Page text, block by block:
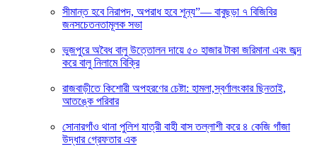
সীমান্ত হবে নিরাপদ, অপরাধ হবে শূন্য”— বাবুছড়া ৭ বিজিবির
জনসচেতনতামূলক সভা
ভুজপুরে অবৈধ বালু উত্তোলন দায়ে ৫০ হাজার টাকা জরিমানা এবং জব্দ
করে বালু নিলামে বিক্রি
রাজবাড়ীতে কিশোরী অপহরণের চেষ্টা: হামলা,স্বর্ণালংকার ছিনতাই,
আতঙ্কে পরিবার
সোনারগাঁও থানা পুলিশ যাত্রী বাহী বাস তল্লাশী করে ৪ কেজি গাঁজা
উদ্ধার গ্রেফতার এক